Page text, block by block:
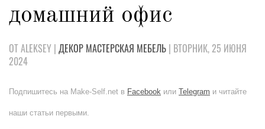
домашний офис
ОТ ALEKSEY | ДЕКОР МАСТЕРСКАЯ МЕБЕЛЬ | ВТОРНИК, 25 ИЮНЯ
2024
Подпишитесь на Make-Self.net в Facebook или Telegram и читайте
наши статьи первыми.